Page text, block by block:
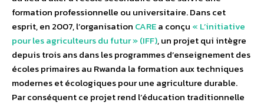
formation professionnelle ou universitaire. Dans cet
esprit, en 2007, l’organisation CAREa conçu « L’initiative
pour les agriculteurs du futur » (IFF), un projet qui intègre
depuis trois ans dans les programmes d’enseignement des
écoles primaires au Rwanda la formation aux techniques
modernes et écologiques pour une agriculture durable.
Par conséquent ce projet rend l’éducation traditionnelle